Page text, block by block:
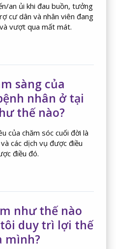
an ủi khi đau buồn, tưởng
cư dân và nhân viên đang
vượt qua mất mát.
sàng của
nhân ở tại
thế nào?
của chăm sóc cuối đời là
các dịch vụ được điều
điều đó.
như thế nào
duy trì lợi thế
mình?